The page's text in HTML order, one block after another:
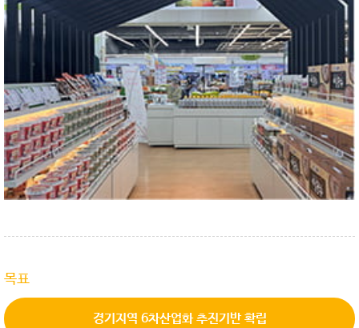
목표
경기지역 6차산업화 추진기반 확립